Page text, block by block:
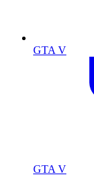
GTA V
GTA V